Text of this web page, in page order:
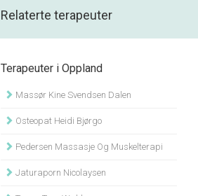
Relaterte terapeuter
Terapeuter i Oppland
Massør Kine Svendsen Dalen
Osteopat Heidi Bjørgo
Pedersen Massasje Og Muskelterapi
Jaturaporn Nicolaysen